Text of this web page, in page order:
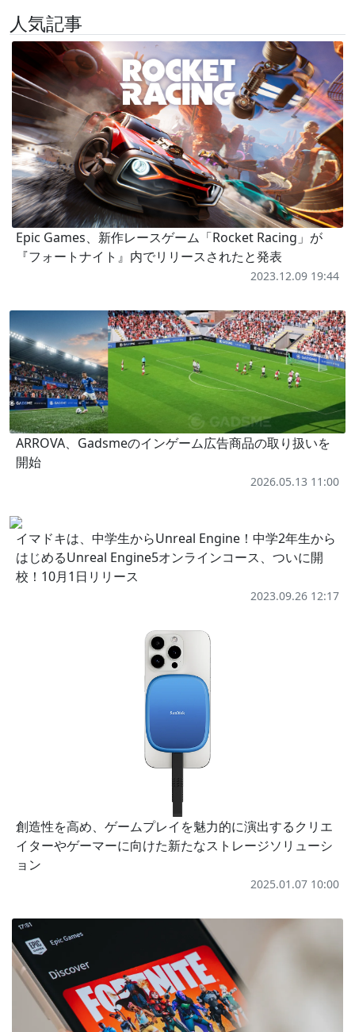
人気記事
Epic Games、新作レースゲーム「Rocket Racing」が
『フォートナイト』内でリリースされたと発表
2023.12.09 19:44
ARROVA、Gadsmeのインゲーム広告商品の取り扱いを
開始
2026.05.13 11:00
イマドキは、中学生からUnreal Engine！中学2年生から
はじめるUnreal Engine5オンラインコース、ついに開
校！10月1日リリース
2023.09.26 12:17
創造性を高め、ゲームプレイを魅力的に演出するクリエ
イターやゲーマーに向けた新たなストレージソリューシ
ョン
2025.01.07 10:00